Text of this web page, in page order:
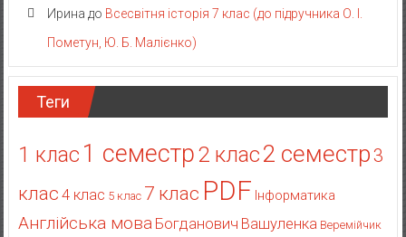
Ирина до Всесвітня історія 7 клас (до підручника О. І.
Пометун, Ю. Б. Малієнко)
Теги
1 клас 1 семестр2 клас2 семестр3
клас 4 клас 5 клас 7 клас PDF Інформатика
Англійська мова Богданович Вашуленка Веремійчик